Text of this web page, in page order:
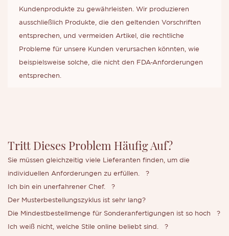
Kundenprodukte zu gewährleisten. Wir produzieren
ausschließlich Produkte, die den geltenden Vorschriften
entsprechen, und vermeiden Artikel, die rechtliche
Probleme für unsere Kunden verursachen könnten, wie
beispielsweise solche, die nicht den FDA-Anforderungen
entsprechen.
Tritt Dieses Problem Häufig Auf?
Sie müssen gleichzeitig viele Lieferanten finden, um die
individuellen Anforderungen zu erfüllen. ?
Ich bin ein unerfahrener Chef. ?
Der Musterbestellungszyklus ist sehr lang?
Die Mindestbestellmenge für Sonderanfertigungen ist so hoch ?
Ich weiß nicht, welche Stile online beliebt sind. ?